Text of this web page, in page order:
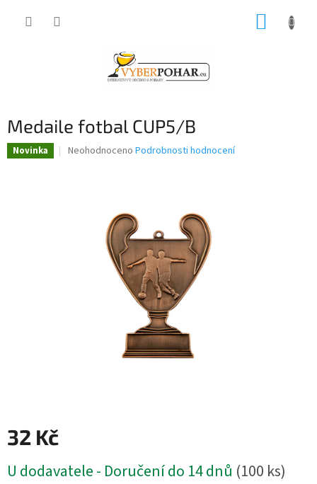
Medaile fotbal CUP5/B
Novinka
Průměrné
hvězdiček.
Neohodnoceno Podrobnosti hodnocení
32 Kč
cena:
U dodavatele - Doručení do 14 dnů (100 ks)